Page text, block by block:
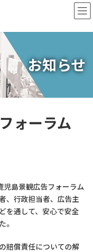
お知らせ
ォーラム
児島景観広告フォーラム
、行政担当者、広告主
を通して、安心で安全
。
賠償責任についての解